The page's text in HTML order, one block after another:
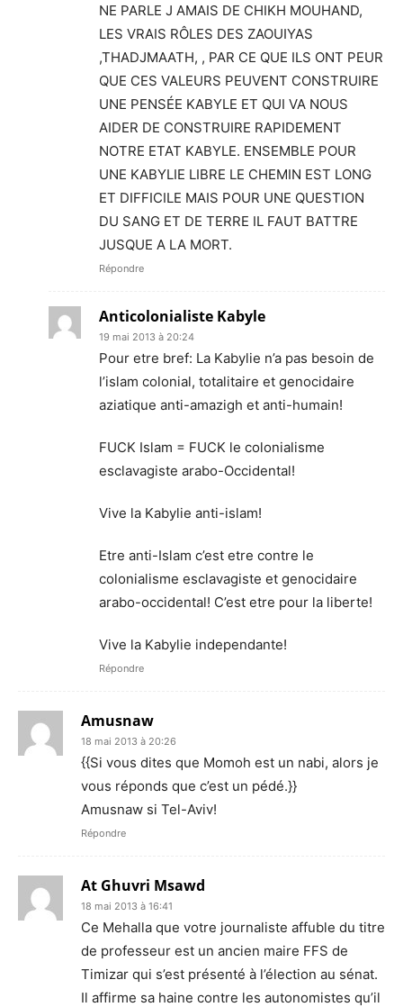
NE PARLE J AMAIS DE CHIKH MOUHAND,
LES VRAIS RÔLES DES ZAOUIYAS
,THADJMAATH, , PAR CE QUE ILS ONT PEUR
QUE CES VALEURS PEUVENT CONSTRUIRE
UNE PENSÉE KABYLE ET QUI VA NOUS
AIDER DE CONSTRUIRE RAPIDEMENT
NOTRE ETAT KABYLE. ENSEMBLE POUR
UNE KABYLIE LIBRE LE CHEMIN EST LONG
ET DIFFICILE MAIS POUR UNE QUESTION
DU SANG ET DE TERRE IL FAUT BATTRE
JUSQUE A LA MORT.
Répondre
Anticolonialiste Kabyle
19 mai 2013 à 20:24
Pour etre bref: La Kabylie n’a pas besoin de
l’islam colonial, totalitaire et genocidaire
aziatique anti-amazigh et anti-humain!
FUCK Islam = FUCK le colonialisme
esclavagiste arabo-Occidental!
Vive la Kabylie anti-islam!
Etre anti-Islam c’est etre contre le
colonialisme esclavagiste et genocidaire
arabo-occidental! C’est etre pour la liberte!
Vive la Kabylie independante!
Répondre
Amusnaw
18 mai 2013 à 20:26
{{Si vous dites que Momoh est un nabi, alors je
vous réponds que c’est un pédé.}}
Amusnaw si Tel-Aviv!
Répondre
At Ghuvri Msawd
18 mai 2013 à 16:41
Ce Mehalla que votre journaliste affuble du titre
de professeur est un ancien maire FFS de
Timizar qui s’est présenté à l’élection au sénat.
Il affirme sa haine contre les autonomistes qu’il